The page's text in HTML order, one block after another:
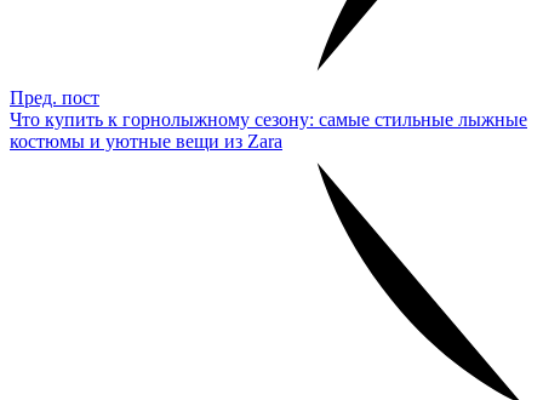
Пред. пост
Что купить к горнолыжному сезону: самые стильные лыжные
костюмы и уютные вещи из Zara